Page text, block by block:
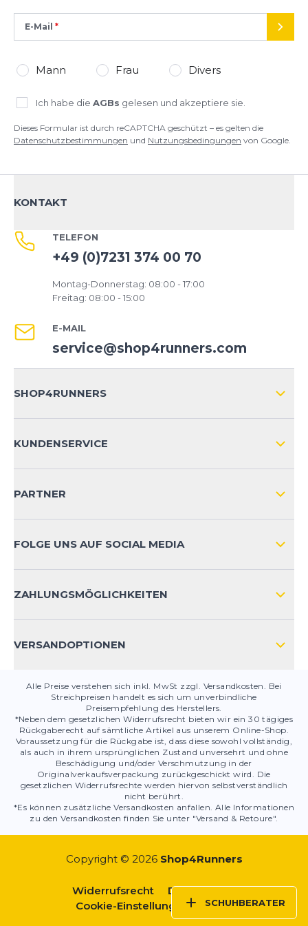
E-Mail
Mann Frau Divers
Ich habe die AGBs gelesen und akzeptiere sie.
Dieses Formular ist durch reCAPTCHA geschützt – es gelten die
Datenschutzbestimmungen und Nutzungsbedingungen von Google.
KONTAKT
TELEFON
+49 (0)7231 374 00 70
Montag-Donnerstag: 08:00 - 17:00
Freitag: 08:00 - 15:00
E-MAIL
service@shop4runners.com
SHOP4RUNNERS
KUNDENSERVICE
KONTAKT
PRODUKTSICHERHEIT
PARTNER
FOLGE UNS AUF SOCIAL MEDIA
ZAHLUNGSMÖGLICHKEITEN
VERSANDOPTIONEN
Alle Preise verstehen sich inkl. MwSt zzgl. Versandkosten. Bei
Streichpreisen handelt es sich um unverbindliche
Preisempfehlung des Herstellers.
*Neben dem gesetzlichen Widerrufsrecht bieten wir ein 30 tägiges
Rückgaberecht auf sämtliche Artikel aus unserem Online-Shop.
Voraussetzung für die Rückgabe ist, dass diese sowohl vollständig,
als auch in ihrem ursprünglichen Zustand unversehrt und ohne
Beschädigung und/oder Verschmutzung in der
Originalverkaufsverpackung zurückgeschickt wird. Die
gesetzlichen Widerrufsrechte werden hiervon selbstverständlich
nicht berührt.
*Es können zusätzliche Versandkosten anfallen. Alle Informationen
zu den Versandkosten finden Sie unter "Versand & Retoure".
Copyright © 2026 Shop4Runners
Widerrufsrecht
Datenschutz
Cookie-Einstellungen
AGBs
SCHUHBERATER